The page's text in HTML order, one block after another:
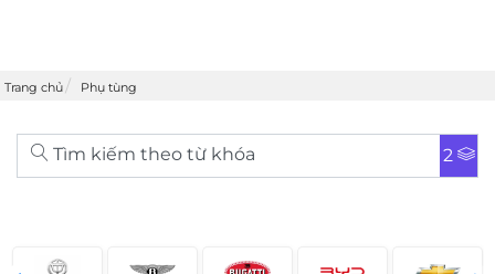
Trang chủ Phụ tùng
Tìm kiếm theo từ khóa 2